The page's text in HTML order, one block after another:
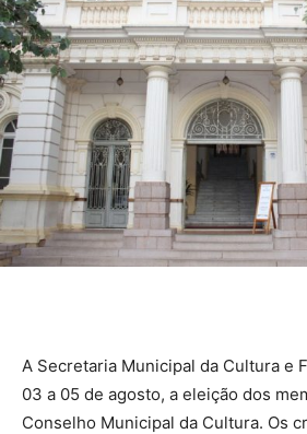
A Secretaria Municipal da Cultura e
03 a 05 de agosto, a eleição dos
Conselho Municipal da Cultura. Os